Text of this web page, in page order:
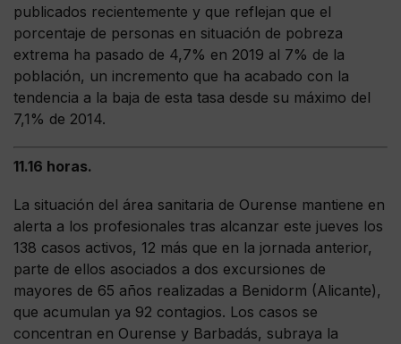
publicados recientemente y que reflejan que el
porcentaje de personas en situación de pobreza
extrema ha pasado de 4,7% en 2019 al 7% de la
población, un incremento que ha acabado con la
tendencia a la baja de esta tasa desde su máximo del
7,1% de 2014.
11.16 horas.
La situación del área sanitaria de Ourense mantiene en
alerta a los profesionales tras alcanzar este jueves los
138 casos activos, 12 más que en la jornada anterior,
parte de ellos asociados a dos excursiones de
mayores de 65 años realizadas a Benidorm (Alicante),
que acumulan ya 92 contagios. Los casos se
concentran en Ourense y Barbadás, subraya la